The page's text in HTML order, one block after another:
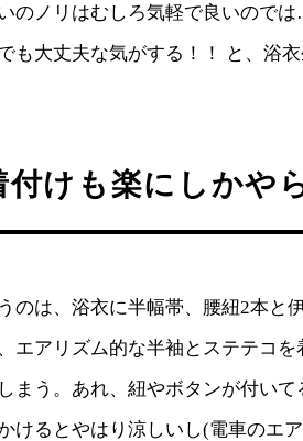
のノリはむしろ気軽で良いので
も大丈夫な気がする！！ と、浴
付けも楽にしかや
のは、浴衣に半幅帯、腰紐2本と
エアリズム的な半袖とステテコ
まう。あれ、紐やボタンが付い
けるとやはり涼しいし(電車のエ